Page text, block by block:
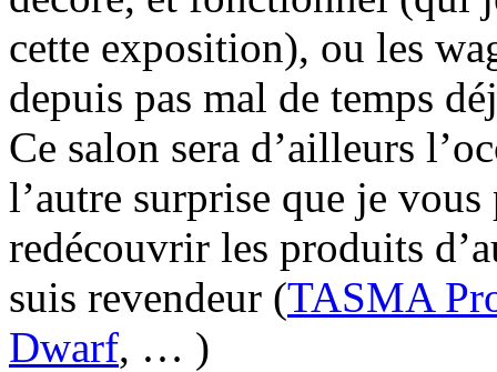
cette exposition), ou les
depuis pas mal de temps
Ce salon sera d’ailleurs
l’autre surprise que je
redécouvrir les produits
suis revendeur (TASMA
Dwarf, … )